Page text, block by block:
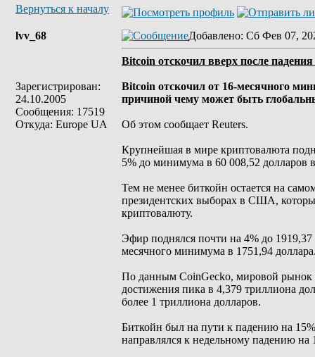
Вернуться к началу
lvv_68
Зарегистрирован:
24.10.2005
Сообщения: 17519
Откуда: Europe UA
Добавлено: Сб Фев 07,
Bitcoin отскочил вверх после
Bitcoin отскочил от 16-месячного
причиной чему может быть
Об этом сообщает Reuters.
Крупнейшая в мире криптовалюта
5% до минимума в 60 008,52 долларов
Тем не менее биткойн остается на
президентских выборах в США,
криптовалюту.
Эфир поднялся почти на 4% до 1919,37
месячного минимума в 1751,94
По данным CoinGecko, мировой рынок
достижения пика в 4,379 триллиона
более 1 триллиона долларов.
Биткойн был на пути к падению на
направлялся к недельному падению на